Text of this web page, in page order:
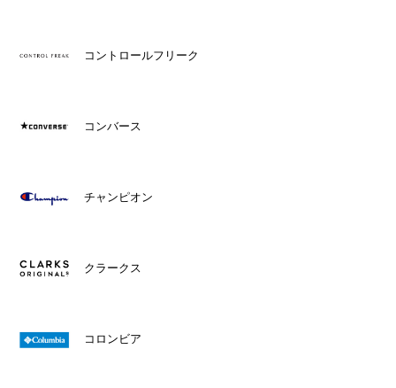
コントロールフリーク
コンバース
チャンピオン
クラークス
コロンビア